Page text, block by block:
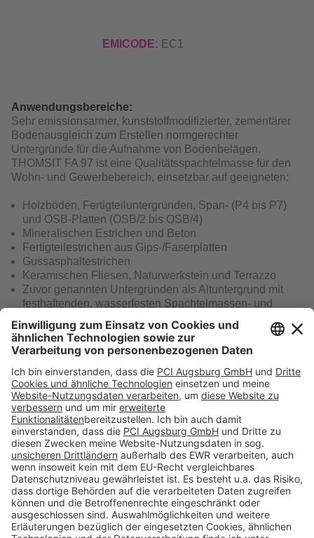
EMICODE: EC1
Anwendungsbereiche:
Sehr emissionsarmer, kunststoffmodifizierter, zementärer
Bodenausgleich zum Erstellen normgerechter
Untergründe für die Aufnahme von Bodenbelägen.
THOMSIT FA 97 ist eine Qualitätsspachtelmasse für den
Wohn- und Gewerbebereich, einsetzbar auf geeigneten:
Holzböden, Fertigteiluntergründen, Span- (P4 bis P7)
und OSB-Platten (OSB/2 bis OSB/4)
Mineralischen Estrichen und Beton
Fertigteilestrichen aus Gips-/Faserplatten
Gussasphaltestrichen
Keramischen Fliesen, Naturwerkstein und Terrazzo
Zuvor genannten Untergründen als Altuntergrund mit
festhaftenden, wasserfesten Spachtelmassen- und
Download
Folge uns auf:
Produkte
Toolbox